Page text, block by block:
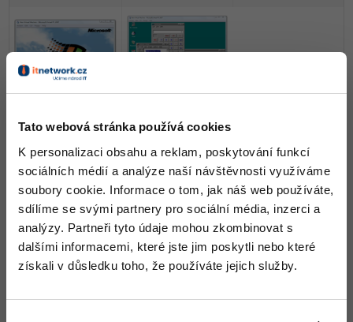
Tato webová stránka používá cookies
K personalizaci obsahu a reklam, poskytování funkcí
sociálních médií a analýze naší návštěvnosti využíváme
soubory cookie. Informace o tom, jak náš web používáte,
sdílíme se svými partnery pro sociální média, inzerci a
analýzy. Partneři tyto údaje mohou zkombinovat s
dalšími informacemi, které jste jim poskytli nebo které
získali v důsledku toho, že používáte jejich služby.
Bootování
Oldschool
Teď nastává hlavní a již zmíněný problém - jak
hry/programy do počítače dostat? Já jsem to vyřešil
vytvořením ISO souboru a to s použitím programů
Power ISO nebo Magic ISO. Nejsou sice zadarmo, ale
také nejsou časově omezeny a oba umožňují v DEMO
verzi vytvořit obraz CD disku o velikosti až 350 Mb, což